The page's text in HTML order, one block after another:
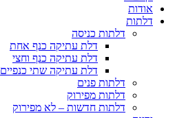
אודות
דלתות
דלתות כניסה
דלת עתיקה כנף אחת
דלת עתיקה כנף וחצי
דלת עתיקה שתי כנפיים
דלתות פנים
דלתות מפירוק
דלתות חדשות – לא מפירוק